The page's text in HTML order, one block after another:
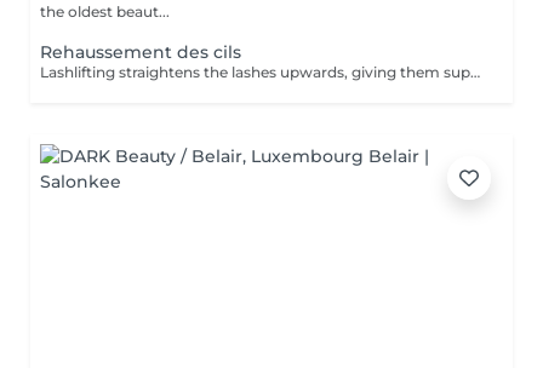
the oldest beaut...
Rehaussement des cils
Lashlifting straightens the lashes upwards, giving them superb curvature, length, height and volume: your lashes appear longer and denser. For all those who want to have an intense look and longer eyelashes this is a technique that lengthens your own eyelashes without having to resort to eyelash extensions. It can be complementary to the application of eyelash extensions, in order to facilitate their application when your eyelashes are too straight or too curved: Beauty in the blink of an eye! The treatment lasts only 45 minutes and is not uncomfortable: its curling effect lasts between 8 and 12 weeks, which corresponds to the natural cycle of the eyelashes. Immediately after the enhancement, we offer either an eyelash tint, to intensify the color of your eyelashes, or a keratin treatment, a unique treatment to nourish, thicken and hydrate your natural eyelashes, or the application of a semi-permanent mascara to further improve the 'made-up' appearance (held for 3-4 weeks). You have the possibility to do all these treatments in the same session :))